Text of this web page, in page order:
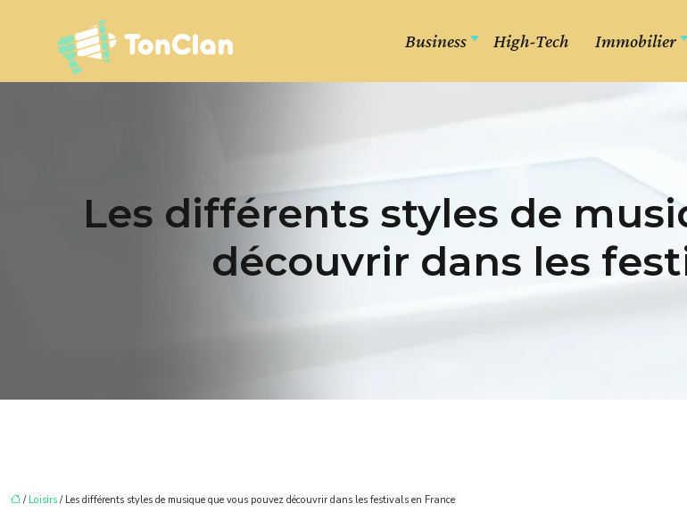
Business High-Tech Immobilier
Les différents styles de
découvrir dans les
/ Loisirs / Les différents styles de musique que vous pouvez découvrir dans les festivals en France